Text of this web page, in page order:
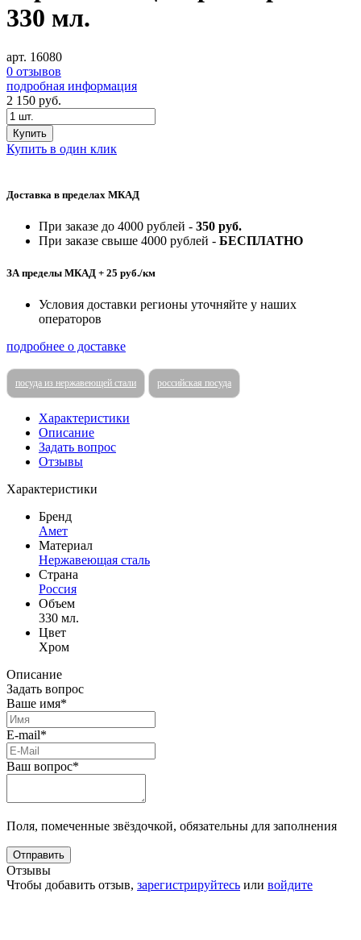
330 мл.
арт. 16080
0 отзывов
подробная информация
2 150 руб.
Купить
Купить в один клик
Доставка в пределах МКАД
При заказе до 4000 рублей - 350 руб.
При заказе свыше 4000 рублей - БЕСПЛАТНО
ЗА пределы МКАД + 25 руб./км
Условия доставки регионы уточняйте у наших
операторов
подробнее о доставке
посуда из нержавеющей стали российская посуда
Характеристики
Описание
Задать вопрос
Отзывы
Характеристики
Бренд
Амет
Материал
Нержавеющая сталь
Страна
Россия
Объем
330 мл.
Цвет
Хром
Описание
Задать вопрос
Ваше имя*
E-mail*
Ваш вопрос*
Поля, помеченные звёздочкой, обязательны для заполнения
Отзывы
Чтобы добавить отзыв, зарегистрируйтесь или войдите